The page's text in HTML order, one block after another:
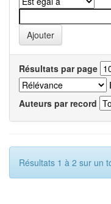
Résultats par page
Auteurs par record
Résultats 1 à 2 sur un